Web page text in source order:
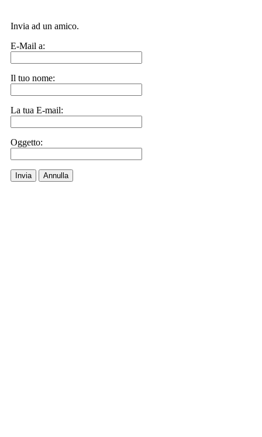
Invia ad un amico.
E-Mail a:
Il tuo nome:
La tua E-mail:
Oggetto:
Invia Annulla